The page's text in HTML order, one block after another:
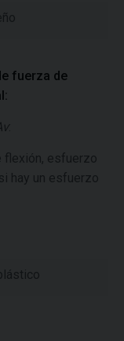
fuerza de
flexión, esfuerzo
hay un esfuerzo